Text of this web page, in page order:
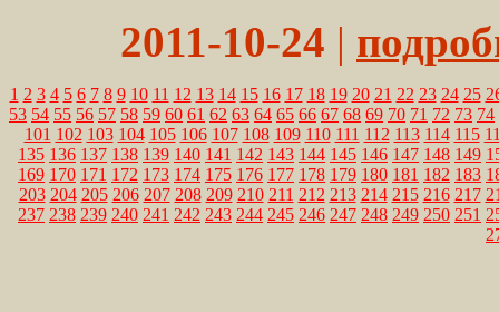
2011-10-24 |
1 2 3 4 5 6 7 8 9 10 11 12 13 14 15 16 17 18 19 20 21 22 23 24 25
53 54 55 56 57 58 59 60 61 62 63 64 65 66 67 68 69 70 71 72 73 74
101 102 103 104 105 106 107 108 109 110 111 112 113 114 115
135 136 137 138 139 140 141 142 143 144 145 146 147 148 149
169 170 171 172 173 174 175 176 177 178 179 180 181 182 183
203 204 205 206 207 208 209 210 211 212 213 214 215 216 217
237 238 239 240 241 242 243 244 245 246 247 248 249 250 251